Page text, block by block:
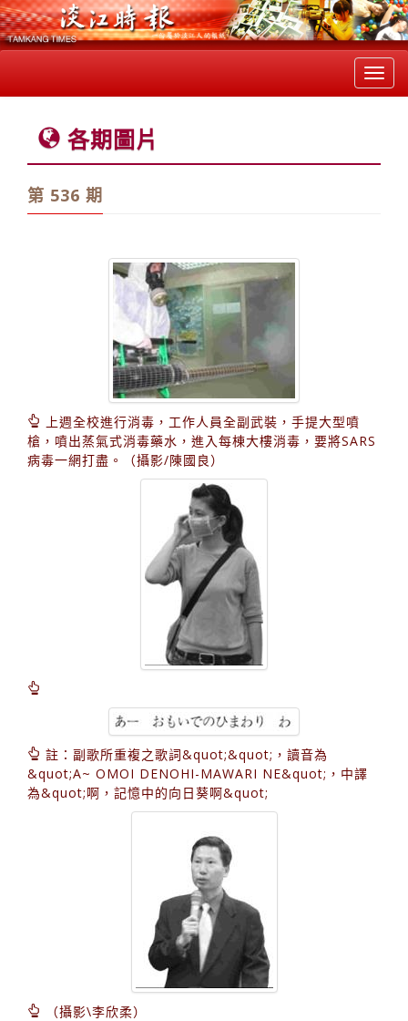
各期圖片
第 536 期
上週全校進行消毒，工作人員全副武裝，手提大型噴
槍，噴出蒸氣式消毒藥水，進入每棟大樓消毒，要將SARS
病毒一網打盡。（攝影/陳國良）
註：副歌所重複之歌詞&quot;&quot;，讀音為
&quot;A~ OMOI DENOHI-MAWARI NE&quot;，中譯
為&quot;啊，記憶中的向日葵啊&quot;
（攝影\李欣柔）